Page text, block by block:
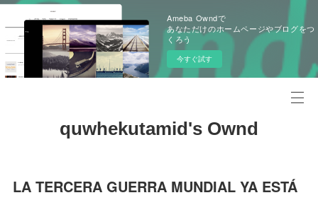
Ameba Owndで
あなただけのホームページやブログをつ
くろう
今すぐ試す
quwhekutamid's Ownd
LA TERCERA GUERRA MUNDIAL YA ESTÁ